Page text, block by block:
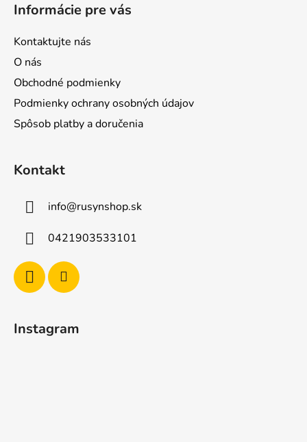
Informácie pre vás
Kontaktujte nás
O nás
Obchodné podmienky
Podmienky ochrany osobných údajov
Spôsob platby a doručenia
Kontakt
info@rusynshop.sk
0421903533101
Instagram